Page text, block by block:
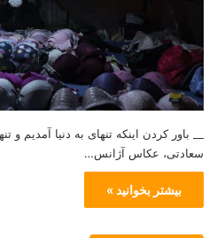
__ باور کردن اینکه تنهای به دنیا آمدیم و
سعادتی، عکاس آژانس…
بیشتر بخوانید »